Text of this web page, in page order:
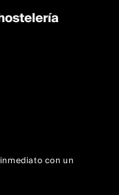
con un